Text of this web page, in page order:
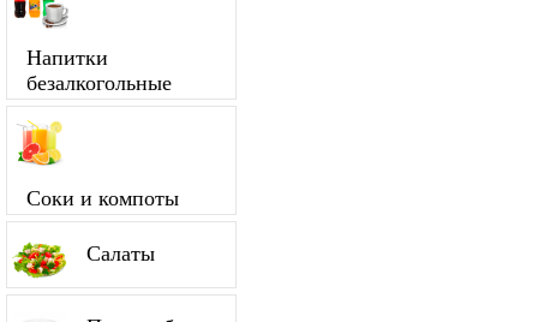
Напитки
безалкогольные
Соки и компоты
Салаты